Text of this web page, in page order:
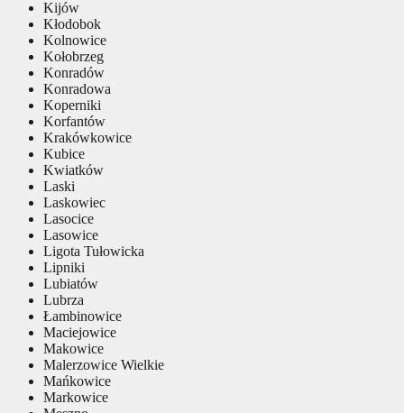
Kijów
Kłodobok
Kolnowice
Kołobrzeg
Konradów
Konradowa
Koperniki
Korfantów
Krakówkowice
Kubice
Kwiatków
Laski
Laskowiec
Lasocice
Lasowice
Ligota Tułowicka
Lipniki
Lubiatów
Lubrza
Łambinowice
Maciejowice
Makowice
Malerzowice Wielkie
Mańkowice
Markowice